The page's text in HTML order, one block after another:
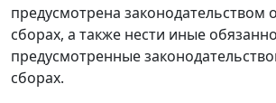
предусмотрена законодательством
сборах, а также нести иные
предусмотренные
сборах.